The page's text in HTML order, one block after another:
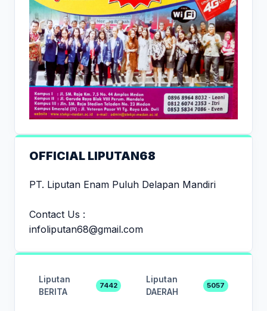
OFFICIAL LIPUTAN68
PT. Liputan Enam Puluh Delapan Mandiri
Contact Us :
infoliputan68@gmail.com
Liputan
BERITA
7442
Liputan
DAERAH
5057